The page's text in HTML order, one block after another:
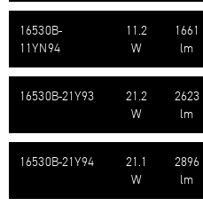
16530B-​
11YN94
11.2
W
1661
lm
16530B-​21Y93
21.2
W
2623
lm
16530B-​21Y94
21.1
W
2896
lm